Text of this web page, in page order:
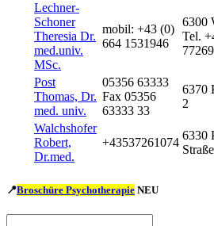
Lechner-
Schoner
Theresia Dr.
med.univ.
MSc.
mobil: +43 (0)
664 1531946
6300
Tel.
Post
Thomas, Dr.
med. univ.
05356 63333
Fax 05356
63333 33
6370
2
Walchshofer
Robert,
Dr.med.
+43537261074
6330
📍Broschüre Psychotherapie NEU